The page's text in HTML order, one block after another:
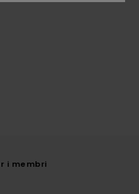
i membri